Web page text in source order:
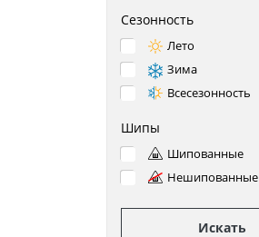
Сезонность
Лето
Зима
Всесезонность
Шипы
Шипованные
Нешипованные
Искать